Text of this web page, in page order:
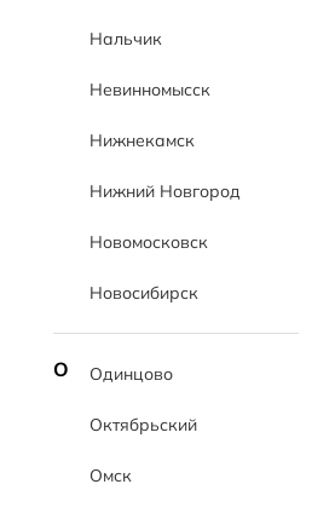
Нальчик
Невинномысск
Нижнекамск
Нижний Новгород
Новомосковск
Новосибирск
О Одинцово
Октябрьский
Омск